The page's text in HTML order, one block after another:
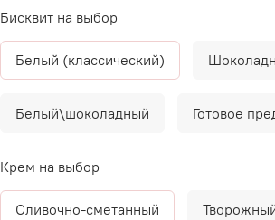
Бисквит на выбор
Белый (классический)
Белый\шоколадный Готовое
Крем на выбор
Сливочно-сметанный